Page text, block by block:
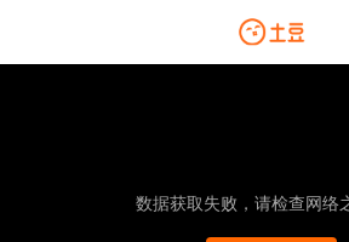
数据获取失败，请检查网络